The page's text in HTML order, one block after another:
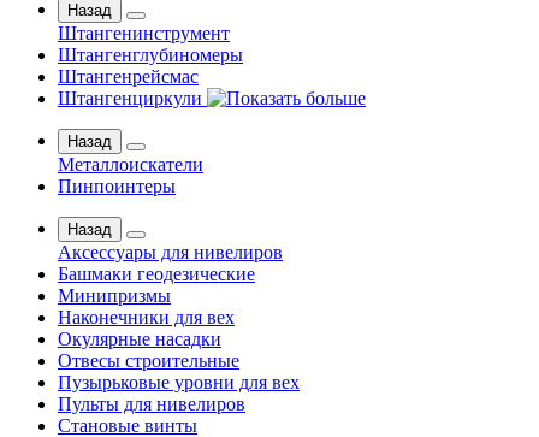
Назад
Штангенинструмент
Штангенглубиномеры
Штангенрейсмас
Штангенциркули
Назад
Металлоискатели
Пинпоинтеры
Назад
Аксессуары для нивелиров
Башмаки геодезические
Минипризмы
Наконечники для вех
Окулярные насадки
Отвесы строительные
Пузырьковые уровни для вех
Пульты для нивелиров
Становые винты